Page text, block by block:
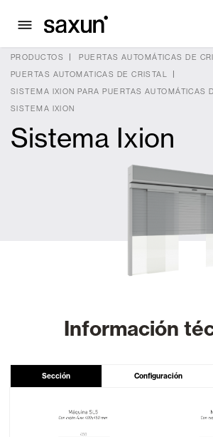
PRODUCTOS
PUERTAS AUTOMÁTICAS DE
PUERTAS AUTOMATICAS DE CRISTAL
SISTEMA IXION PARA PUERTAS AUTOMÁTICAS
SISTEMA IXION
Sistema Ixion
Información
Sección Configuración